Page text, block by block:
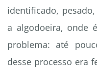
identificado,
a algodoeira, onde
problema: até
desse processo era